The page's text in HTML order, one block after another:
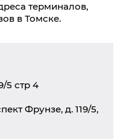
терминалов,
в Томске.
5 стр 4
Фрунзе, д. 119/5,